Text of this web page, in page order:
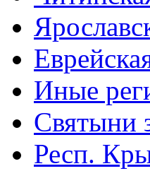
Иные
Святыни
Респ.